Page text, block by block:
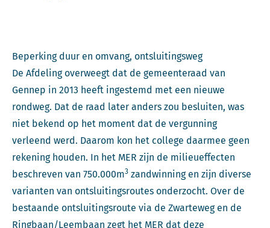
Beperking duur en omvang, ontsluitingsweg
De Afdeling overweegt dat de gemeenteraad van
Gennep in 2013 heeft ingestemd met een nieuwe
rondweg. Dat de raad later anders zou besluiten, was
niet bekend op het moment dat de vergunning
verleend werd. Daarom kon het college daarmee geen
rekening houden. In het MER zijn de milieueffecten
beschreven van 750.000m3 zandwinning en zijn diverse
varianten van ontsluitingsroutes onderzocht. Over de
bestaande ontsluitingsroute via de Zwarteweg en de
Ringbaan/Leembaan zegt het MER dat deze